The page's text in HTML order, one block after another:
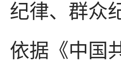
纪律、群众
依据《中国